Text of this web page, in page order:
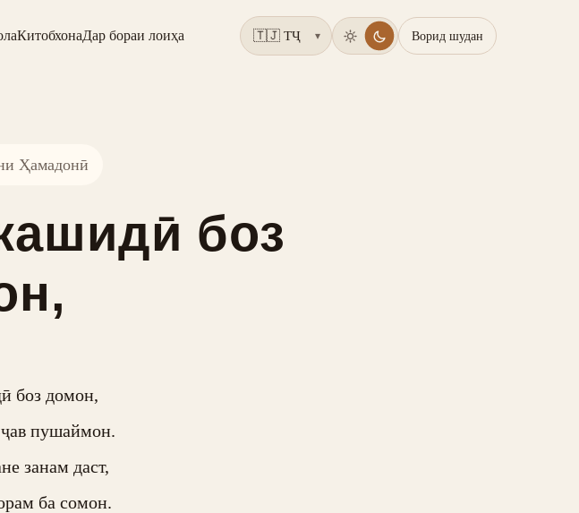
КитобхонаДар бораи лоиҳа ▾ Ворид шудан
Ҳамадонӣ
боз
боз домон,
пушаймон.
занам даст,
ба сомон.